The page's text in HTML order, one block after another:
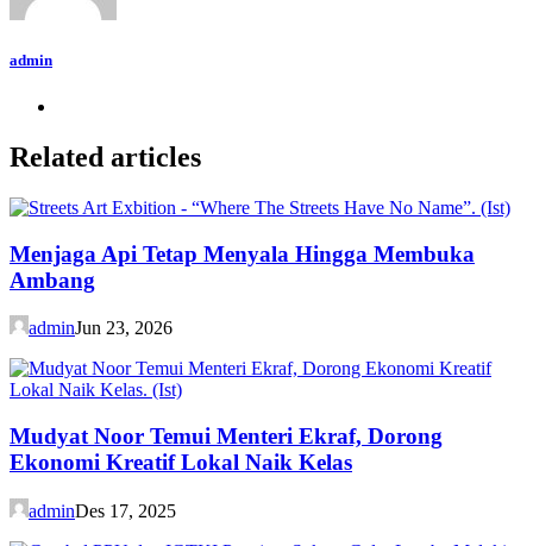
admin
Related articles
Menjaga Api Tetap Menyala Hingga Membuka
Ambang
adminJun 23, 2026
Mudyat Noor Temui Menteri Ekraf, Dorong
Ekonomi Kreatif Lokal Naik Kelas
adminDes 17, 2025